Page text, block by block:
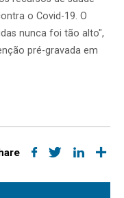
o Covid-19. O
nunca foi tão alto",
pré-gravada em